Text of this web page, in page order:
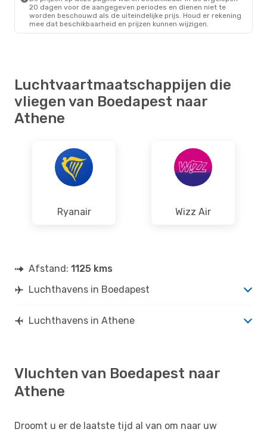
20 dagen voor de aangegeven periodes en dienen niet te
worden beschouwd als de uiteindelijke prijs. Houd er rekening
mee dat beschikbaarheid en prijzen kunnen wijzigen.
Luchtvaartmaatschappijen die
vliegen van Boedapest naar
Athene
Ryanair Wizz Air
Afstand: 1125 kms
Luchthavens in Boedapest
Luchthavens in Athene
Vluchten van Boedapest naar
Athene
Droomt u er de laatste tijd al van om naar uw